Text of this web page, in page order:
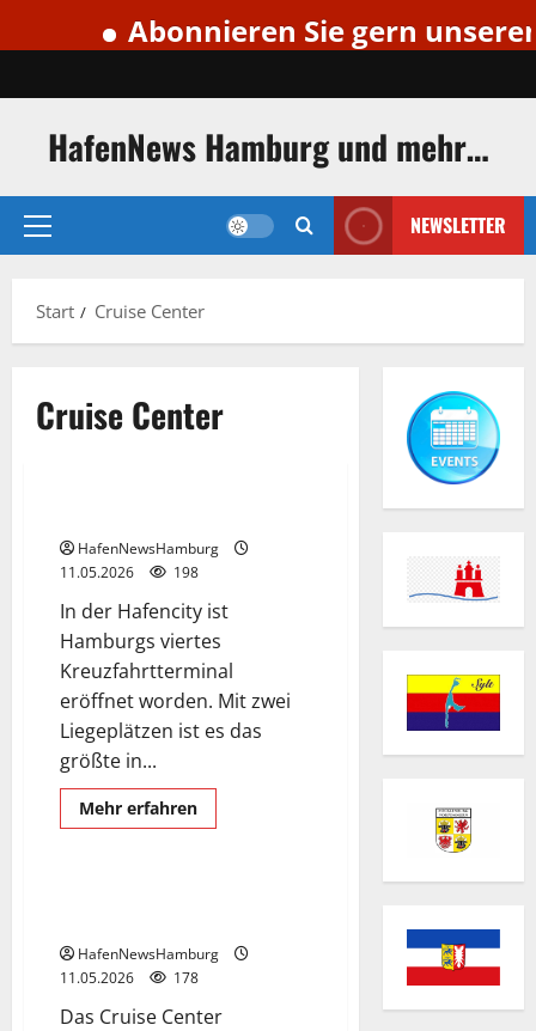
Abonnieren Sie gern unseren
Inhalt
HafenNews Hamburg und mehr…
Primäres
NEWSLETTER
Start Cruise Center
Cruise Center
Cruise Center
HafenNewsHamburg
11.05.2026
198
In der Hafencity ist
Hamburgs viertes
Kreuzfahrtterminal
eröffnet worden. Mit zwei
Liegeplätzen ist es das
größte in...
Mehr erfahrenMehr
Informationen
Cruise Center
Cruise Center Steinwerder
HafenNewsHamburg
11.05.2026
178
Das Cruise Center